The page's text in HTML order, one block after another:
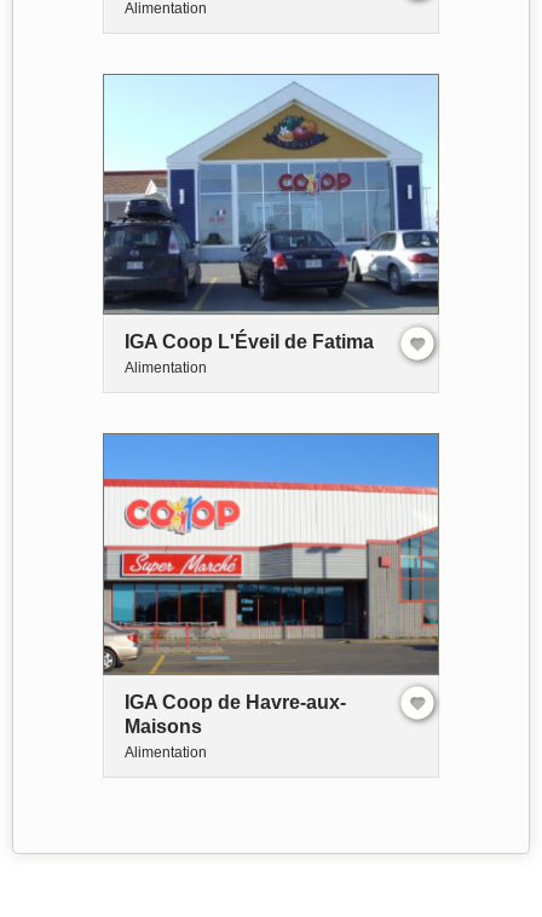
Alimentation
IGA Coop L'Éveil de Fatima
Alimentation
IGA Coop de Havre-aux-
Maisons
Alimentation